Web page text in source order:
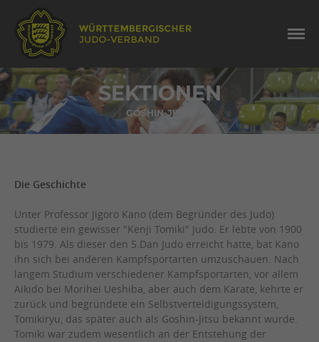
SEKTIONEN
GOSHIN-JITSU
Die Geschichte
Unter Professor Jigoro Kano (dem Begründer des Judo)
studierte ein gewisser "Kenji Tomiki" Judo. Er lebte von 1900
bis 1979. Als dieser den 5.Dan Judo erreicht hatte, bat Kano
ihn sich bei anderen Kampfsportarten umzuschauen. Nach
langem Studium verschiedener Kampfsportarten, vor allem
Aikido bei Morihei Ueshiba, aber auch dem Karate, kehrte er
zurück und begründete ein Selbstverteidigungssystem,
Tomikiryu, das später auch als Goshin-Jitsu bekannt wurde.
Tomiki war zudem wesentlich an der Entstehung der